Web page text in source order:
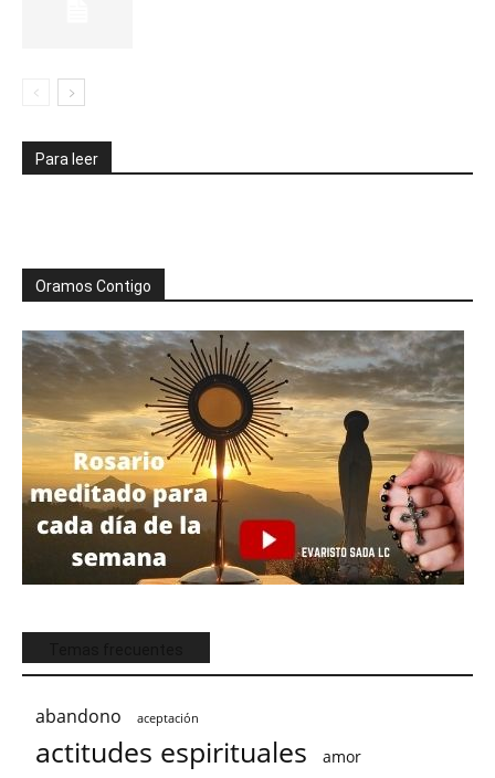
Para leer
Oramos Contigo
abandono aceptación
actitudes espirituales amor